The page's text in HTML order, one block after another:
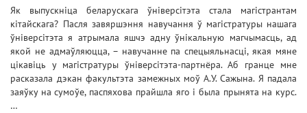
Як выпускніца беларускага ўніверсітэта стала магістрантам
кітайскага? Пасля завяршэння навучання ў магістратуры нашага
ўніверсітэта я атрымала яшчэ адну ўнікальную магчымасць, ад
якой не адмаўляюцца, – навучанне па спецыяльнасці, якая мяне
цікавіць у магістратуры ўніверсітэта-партнёра. Аб гранце мне
расказала дэкан факультэта замежных моў А.У. Сажына. Я падала
заяўку на сумоўе, паспяхова прайшла яго і была прынята на курс.
…